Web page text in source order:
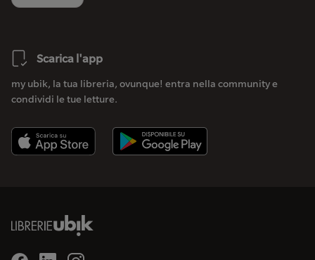
Scarica l'app
my ubik, la tua libreria, ovunque! entra nella community e
condividi le tue letture.